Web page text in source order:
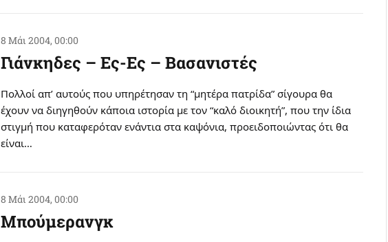
8 Μάι 2004, 00:00
Γιάνκηδες – Eς-Eς – Bασανιστές
Πολλοί απ’ αυτούς που υπηρέτησαν τη “μητέρα πατρίδα” σίγουρα θα
έχουν να διηγηθούν κάποια ιστορία με τον “καλό διοικητή”, που την ίδια
στιγμή που καταφερόταν ενάντια στα καψόνια, προειδοποιώντας ότι θα
είναι…
8 Μάι 2004, 00:00
Mπούμερανγκ